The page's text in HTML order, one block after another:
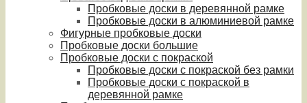
Пробковые доски в деревянной рамке
Пробковые доски в алюминиевой рамке
Фигурные пробковые доски
Пробковые доски большие
Пробковые доски с покраской
Пробковые доски с покраской без рамки
Пробковые доски с покраской в
деревянной рамке